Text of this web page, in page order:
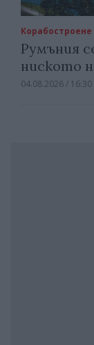
Румъния
ниското
04.08.2026 / 16:30